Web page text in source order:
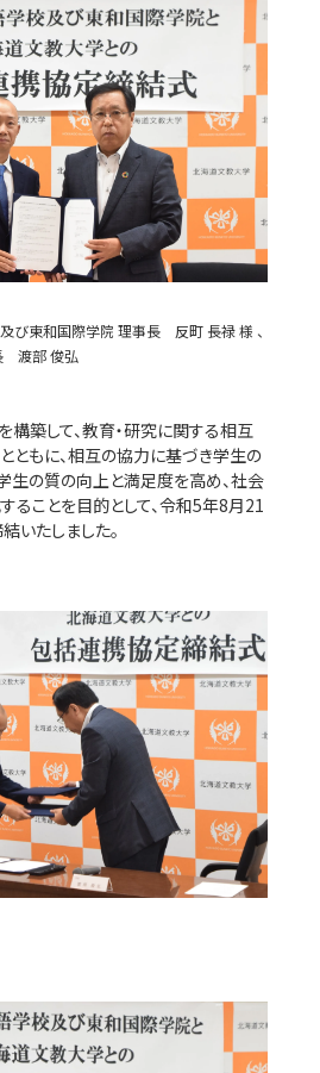
び東和国際学院 理事長 反町 長禄 様 、
渡部 俊弘
築して、教育・研究に関する相互
ともに、相互の協力に基づき学生の
生の質の向上と満足度を高め、社会
ることを目的として、令和5年8月21
いたしました。